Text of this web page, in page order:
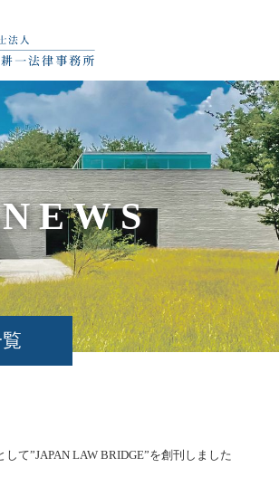
NEWS
して”JAPAN LAW BRIDGE”を創刊しました